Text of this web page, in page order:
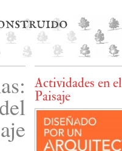
Actividades en
Paisaje